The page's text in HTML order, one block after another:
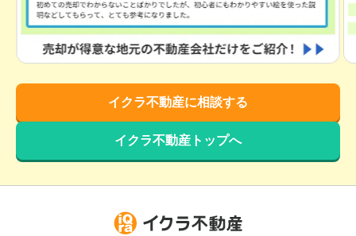
庚午パークマンション
階数:3階 専有面積:79㎡
2,800 万円
ロイヤルクリスタル光南
2,000万円
イクラ不動産に相談する
イクラ不動産トップへ